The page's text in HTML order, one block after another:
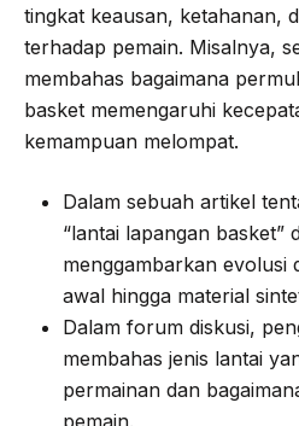
tingkat keausan, ketahanan,
terhadap pemain. Misalnya,
membahas bagaimana
basket memengaruhi
kemampuan melompat.
Dalam sebuah artikel
“lantai lapangan basket”
menggambarkan evolusi
awal hingga material
Dalam forum diskusi,
membahas jenis lantai
permainan dan
pemain.